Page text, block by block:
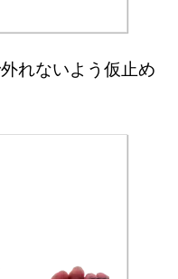
れないよう仮止め